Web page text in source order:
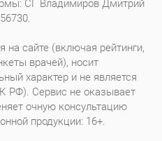
СГ Владимиров Дмитрий
сайте (включая рейтинги,
врачей), носит
характер и не является
РФ). Сервис не оказывает
очную консультацию
продукции: 16+.